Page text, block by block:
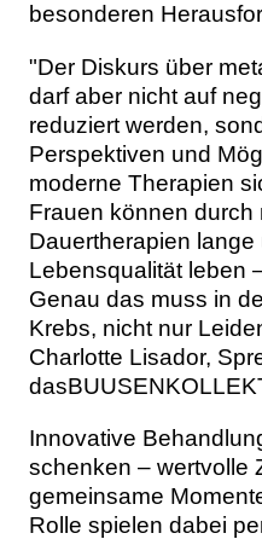
besonderen
"Der Diskurs über
darf aber nicht auf
reduziert werden,
Perspektiven und
moderne Therapien
Frauen können durch
Dauertherapien lange
Lebensqualität leben
Genau das muss in
Krebs, nicht nur
Charlotte Lisador,
Innovative
schenken – wertvolle
gemeinsame
Rolle spielen dabei